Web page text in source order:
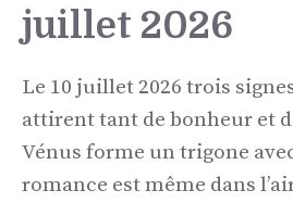
juillet 2026
Le 10 juillet 2026 trois
attirent tant de bonheur et
Vénus forme un trigone
romance est même dans